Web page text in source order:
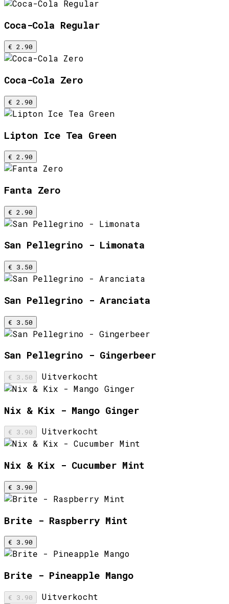
Coca-Cola Regular
€ 2.90
Coca-Cola Zero
€ 2.90
Lipton Ice Tea Green
€ 2.90
Fanta Zero
€ 2.90
San Pellegrino - Limonata
€ 3.50
San Pellegrino - Aranciata
€ 3.50
San Pellegrino - Gingerbeer
€ 3.50 Uitverkocht
Nix & Kix - Mango Ginger
€ 3.90 Uitverkocht
Nix & Kix - Cucumber Mint
€ 3.90
Brite - Raspberry Mint
€ 3.90
Brite - Pineapple Mango
€ 3.90 Uitverkocht